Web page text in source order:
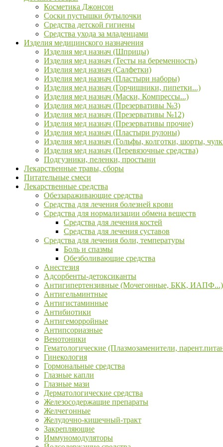
Косметика Джонсон
Соски пустышки бутылочки
Средства детской гигиены
Средства ухода за младенцами
Изделия медицинского назначения
Изделия мед назнач (Шприцы)
Изделия мед назнач (Тесты на беременность)
Изделия мед назнач (Салфетки)
Изделия мед назнач (Пластыри наборы)
Изделия мед назнач (Горчишники, пипетки...)
Изделия мед назнач (Маски, Компрессы...)
Изделия мед назнач (Презервативы №3)
Изделия мед назнач (Презервативы №12)
Изделия мед назнач (Презервативы прочие)
Изделия мед назнач (Пластыри рулоны)
Изделия мед назнач (Гольфы, колготки, шорты,
Изделия мед назнач (Перевязочные средства)
Подгузники, пеленки, простыни
Лекарственные травы, сборы
Питательные смеси
Лекарственные средства
Обеззараживающие средства
Средства для лечения болезней крови
Средства для нормализации обмена веществ
Средства для лечения костей
Средства для лечения суставов
Средства для лечения боли, температуры
Боль и спазмы
Обезболивающие средства
Анестезия
Адсорбенты-детоксиканты
Антигипертензивные (Мочегонные, БКК, ИАПФ...)
Антигельминтные
Антигистаминные
Антибиотики
Антигеморройные
Антипсориазные
Венотоники
Гематологические (Плазмозаменители,
Гинекология
Гормональные средства
Глазные капли
Глазные мази
Дерматологические средства
Железосодержащие препараты
Желчегонные
Желудочно-кишечный-тракт
Закрепляющие
Иммуномодуляторы